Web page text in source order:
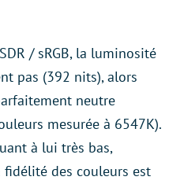
/ sRGB, la luminosité
pas (392 nits), alors
neutre
mesurée à 6547K).
à lui très bas,
fidélité des couleurs est